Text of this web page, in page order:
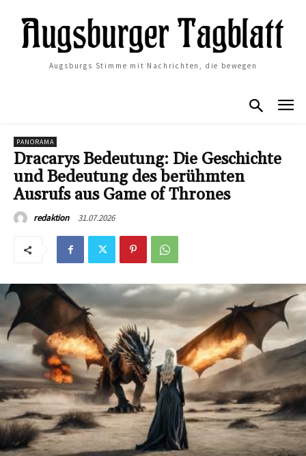
Augsburgs Stimme mit Nachrichten, die bewegen
PANORAMA
Dracarys Bedeutung: Die Geschichte
und Bedeutung des berühmten
Ausrufs aus Game of Thrones
redaktion 31.07.2026